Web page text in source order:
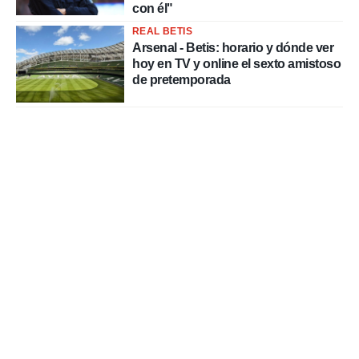
con él"
REAL BETIS
Arsenal - Betis: horario y dónde ver
hoy en TV y online el sexto amistoso
de pretemporada